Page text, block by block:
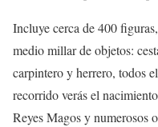
Incluye cerca de 400
medio millar de objetos:
carpintero y herrero, todos
recorrido verás el
Reyes Magos y numerosos